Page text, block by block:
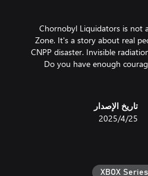
Chornobyl Liquidators is not
Zone. It's a story about real
CNPP disaster. Invisible
Do you have enough
تاريخ الإصدار
25‏/4‏/2025
XBOX